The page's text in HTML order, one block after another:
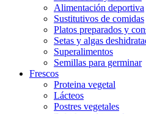
Alimentación deportiva
Sustitutivos de comidas
Platos preparados y
Setas y algas
Superalimentos
Semillas para germinar
Frescos
Proteina vegetal
Lácteos
Postres vegetales